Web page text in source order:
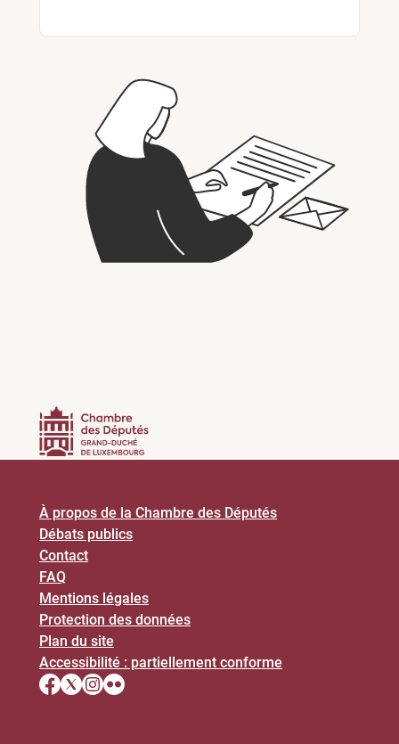
À propos de la Chambre des Députés
Débats publics
Contact
FAQ
Mentions légales
Protection des données
Plan du site
Accessibilité : partiellement conforme